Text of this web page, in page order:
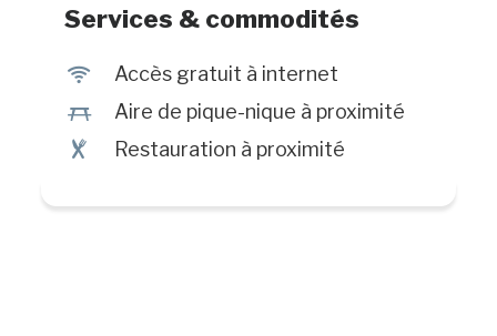
Services & commodités
J Accès gratuit à internet
h Aire de pique-nique à proximité
¶ Restauration à proximité